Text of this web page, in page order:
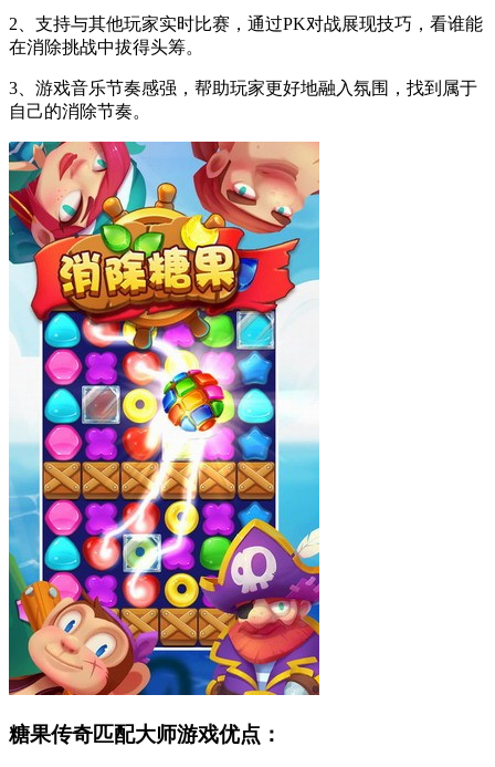
2、支持与其他玩家实时比赛，通过PK对战展现技巧，看谁能
在消除挑战中拔得头筹。
3、游戏音乐节奏感强，帮助玩家更好地融入氛围，找到属于
自己的消除节奏。
糖果传奇匹配大师游戏优点：